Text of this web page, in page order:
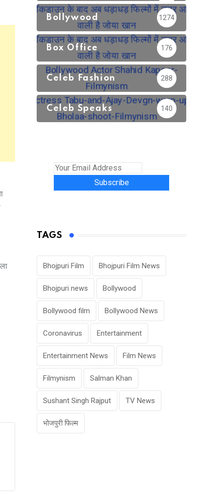
Bollywood 1274
Box Office 176
Celeb Fashion 288
Celeb Speaks 140
Subscribe
TAGS
Bhojpuri Film Bhojpuri Film News
Bhojpuri news Bollywood
Bollywood film Bollywood News
Coronavirus Entertainment
Entertainment News Film News
Filmynism Salman Khan
Sushant Singh Rajput TV News
भोजपुरी फिल्म